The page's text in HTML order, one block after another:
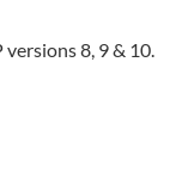
8, 9 & 10.